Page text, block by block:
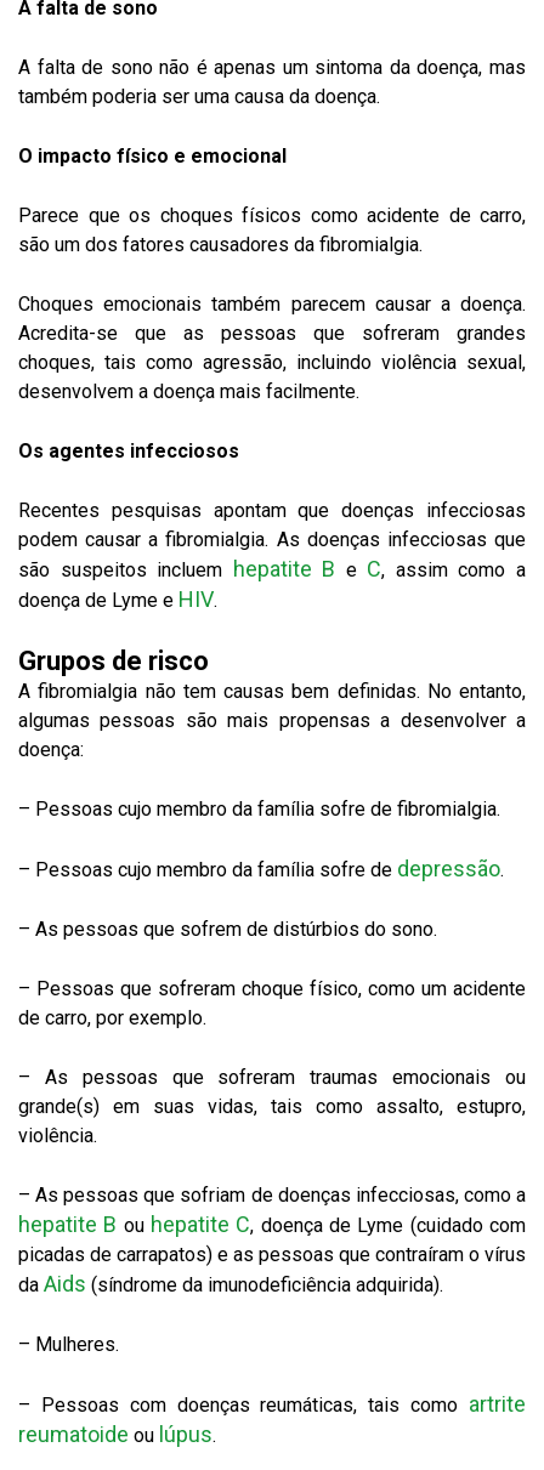
A falta de sono
A falta de sono não é apenas um sintoma da doença, mas
também poderia ser uma causa da doença.
O impacto físico e emocional
Parece que os choques físicos como acidente de carro,
são um dos fatores causadores da fibromialgia.
Choques emocionais também parecem causar a doença.
Acredita-se que as pessoas que sofreram grandes
choques, tais como agressão, incluindo violência sexual,
desenvolvem a doença mais facilmente.
Os agentes infecciosos
Recentes pesquisas apontam que doenças infecciosas
podem causar a fibromialgia. As doenças infecciosas que
são suspeitos incluem hepatite B e C, assim como a
doença de Lyme e HIV.
Grupos de risco
A fibromialgia não tem causas bem definidas. No entanto,
algumas pessoas são mais propensas a desenvolver a
doença:
– Pessoas cujo membro da família sofre de fibromialgia.
– Pessoas cujo membro da família sofre de depressão.
– As pessoas que sofrem de distúrbios do sono.
– Pessoas que sofreram choque físico, como um acidente
de carro, por exemplo.
– As pessoas que sofreram traumas emocionais ou
grande(s) em suas vidas, tais como assalto, estupro,
violência.
– As pessoas que sofriam de doenças infecciosas, como a
hepatite B ou hepatite C, doença de Lyme (cuidado com
picadas de carrapatos) e as pessoas que contraíram o vírus
da Aids (síndrome da imunodeficiência adquirida).
– Mulheres.
– Pessoas com doenças reumáticas, tais como artrite
reumatoide ou lúpus.